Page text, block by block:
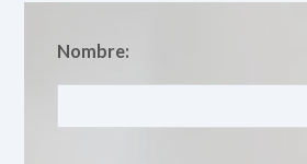
Nombre: